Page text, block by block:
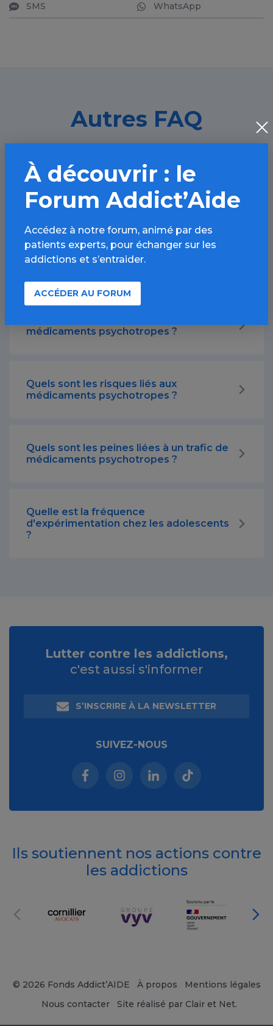
SMS WhatsApp
Autres FAQ
Quelle est la fréquence de
consommation de médicament chez les
adultes ?
Quels sont les différents de
médicaments psychotropes ?
Quels sont les risques liés aux
médicaments psychotropes ?
Quels sont les peines liées à un trafic de
médicaments psychotropes ?
Quelle est la fréquence
d'expérimentation chez les adolescents
?
À découvrir : le
Forum Addict’Aide
Accédez à notre forum, animé par des
patients experts, pour échanger sur les
addictions et s’entraider.
ACCÉDER AU FORUM
Lutter contre les addictions,
c'est aussi s'informer
S’INSCRIRE À LA NEWSLETTER
SUIVEZ-NOUS
Facebook (nouvelle fenêtre)
Instagram (nouvelle fenêtre)
Linkedin (nouvelle
Tiktok (nouvelle
Ils soutiennent nos actions contre
les addictions
© 2026 Fonds Addict’AIDE À propos
Mentions légales
Nous contacter
Site réalisé par Clair et Net.